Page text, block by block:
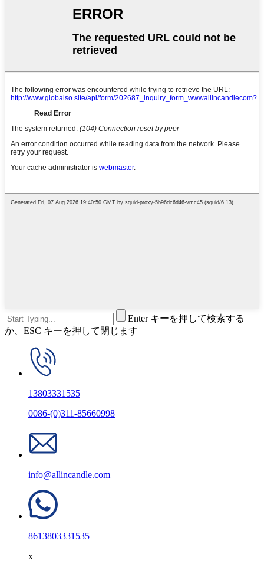
Enter キーを押して検索する
か、ESC キーを押して閉じます
13803331535
0086-(0)311-85660998
info@allincandle.com
8613803331535
x